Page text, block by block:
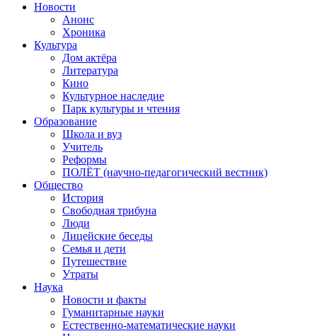
Новости
Анонс
Хроника
Культура
Дом актёра
Литература
Кино
Культурное наследие
Парк культуры и чтения
Образование
Школа и вуз
Учитель
Реформы
ПОЛЁТ (научно-педагогический вестник)
Общество
История
Свободная трибуна
Люди
Лицейские беседы
Семья и дети
Путешествие
Утраты
Наука
Новости и факты
Гуманитарные науки
Естественно-математические науки